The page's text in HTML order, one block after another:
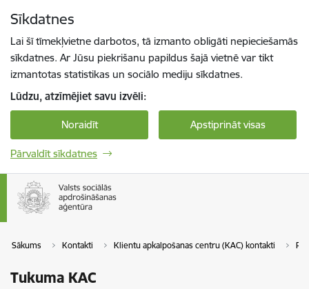
Sīkdatnes
Lai šī tīmekļvietne darbotos, tā izmanto obligāti nepieciešamās
sīkdatnes. Ar Jūsu piekrišanu papildus šajā vietnē var tikt
izmantotas statistikas un sociālo mediju sīkdatnes.
Lūdzu, atzīmējiet savu izvēli:
Noraidīt Apstiprināt visas
Pārvaldīt sīkdatnes
Sākums Kontakti Klientu apkalpošanas centru (KAC) kontakti
Tukuma KAC